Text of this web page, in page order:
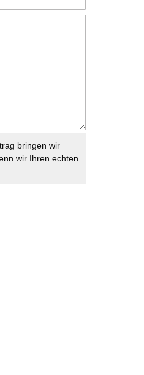
bringen wir
wir Ihren echten